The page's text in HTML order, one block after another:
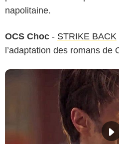
napolitaine.
OCS Choc - STRIKE BACK
l’adaptation des romans de